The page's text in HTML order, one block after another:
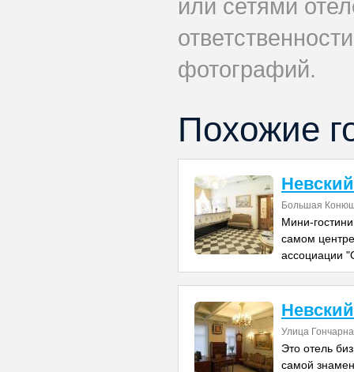
или сетями
фотографий.
Похожие
Большая
Мини-
самом
ассоциации
Улица
Это отель
самой